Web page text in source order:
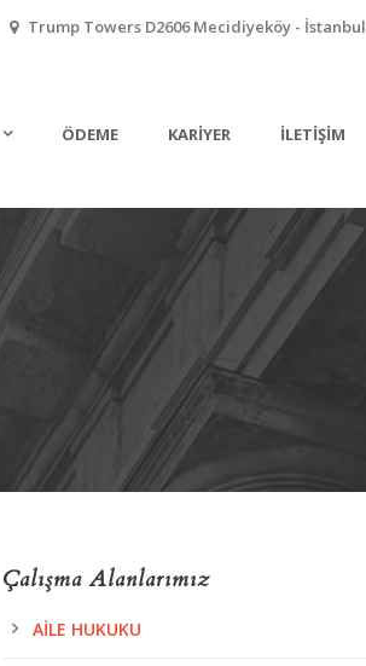
Trump Towers D2606 Mecidiyeköy - İstanbul
ÖDEME KARİYER İLETİŞİM
Çalışma Alanlarımız
AILE HUKUKU